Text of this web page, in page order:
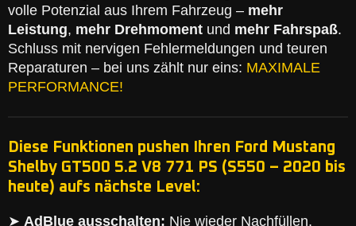
volle Potenzial aus Ihrem Fahrzeug – mehr
Leistung, mehr Drehmoment und mehr Fahrspaß.
Schluss mit nervigen Fehlermeldungen und teuren
Reparaturen – bei uns zählt nur eins: MAXIMALE
PERFORMANCE!
Diese Funktionen pushen Ihren Ford Mustang
Shelby GT500 5.2 V8 771 PS (S550 – 2020 bis
heute) aufs nächste Level:
➤ AdBlue ausschalten: Nie wieder Nachfüllen,